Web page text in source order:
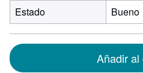
Estado
Bueno
Añadir al